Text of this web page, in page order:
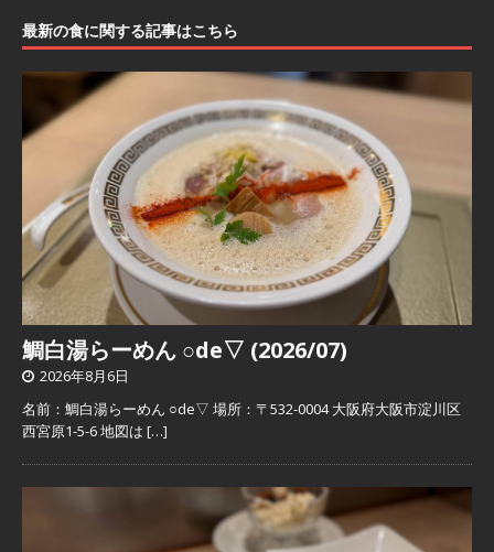
最新の食に関する記事はこちら
鯛白湯らーめん ○de▽ (2026/07)
2026年8月6日
名前：鯛白湯らーめん ○de▽ 場所：〒532-0004 大阪府大阪市淀川区
西宮原1-5-6 地図は […]